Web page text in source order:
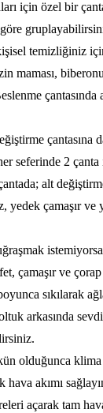
için özel bir
göre
temizliğiniz
maması,
çantasına
seferinde 2 çanta
alt
yedek çamaşır ve
çamaşır ve
sıkılarak
arkasında
olduğunca
hava akımı
açarak tam